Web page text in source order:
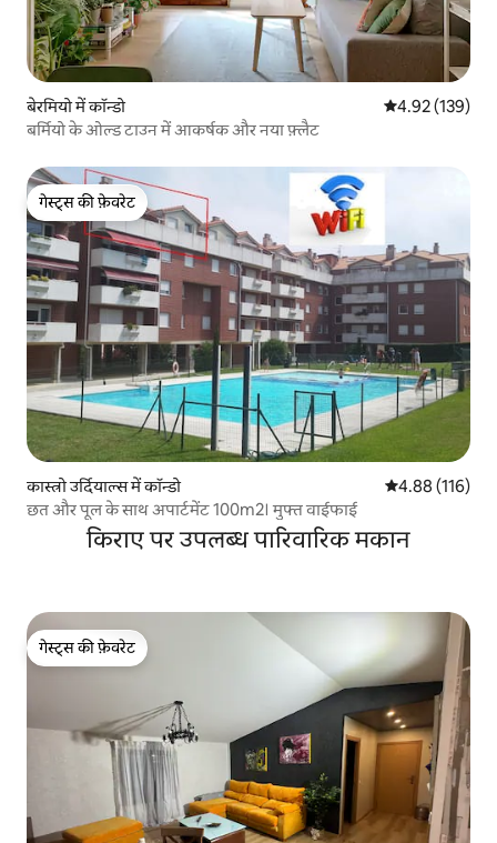
बेरमियो में कॉन्डो औसत रेटिंग 5 में से
4.92 (139)
बर्मियो के ओल्ड टाउन में आकर्षक और नया फ़्लैट
गेस्ट्स की फ़ेवरेट
गेस्ट्स की फ़ेवरेट
कास्त्रो उर्दियाल्स में कॉन्डो औसत रेटिंग 5 में से
4.88 (116)
छत और पूल के साथ अपार्टमेंट 100m2। मुफ्त वाईफाई
किराए पर उपलब्ध पारिवारिक मकान
गेस्ट्स की फ़ेवरेट
गेस्ट्स की फ़ेवरेट